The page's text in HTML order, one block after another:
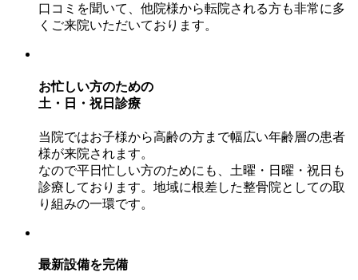
口コミを聞いて、他院様から転院される方も非常に多
くご来院いただいております。
お忙しい方のための
土・日・祝日診療
当院ではお子様から高齢の方まで幅広い年齢層の患者
様が来院されます。
なので平日忙しい方のためにも、土曜・日曜・祝日も
診療しております。地域に根差した整骨院としての取
り組みの一環です。
最新設備を完備